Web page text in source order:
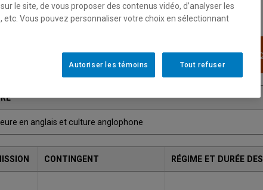
plus récente de ce programme est disponible.Cliquez ici
en anglais et culture anglophone
CONTINGENT RÉGIME ET DURÉE
le site, de vous proposer des contenus vidéo, d’analyser les
Vous pouvez personnaliser votre choix en sélectionnant
Tout refuser
Autoriser les témoins